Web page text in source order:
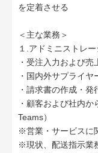
を定着させる
＜主な業務＞
１.アドミニストレ
・受注入力および売
・国内外サプライヤ
・請求書の作成・発
・顧客および社内
Teams）
※営業・サービスに
※現状、配送指示業